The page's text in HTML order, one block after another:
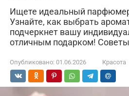
Ищете идеальный
Узнайте, как выбрать
подчеркнет вашу
отличным подарком! Советы
Опубликовано: 01.06.2026 Красота